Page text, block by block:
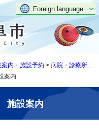
Foreign language
案内・施設予約 > 病院・診療所
案内
施設案内